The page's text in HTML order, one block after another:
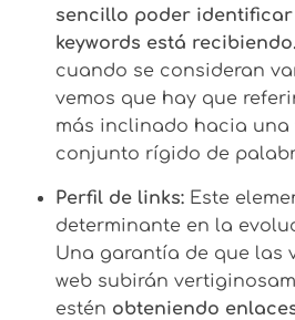
sencillo poder
keywords está recibiendo.
cuando se consideran
vemos que hay que
más inclinado hacia una
conjunto rígido de
Perfil de links: Este
determinante en la
Una garantía de que las
web subirán
estén obteniendo